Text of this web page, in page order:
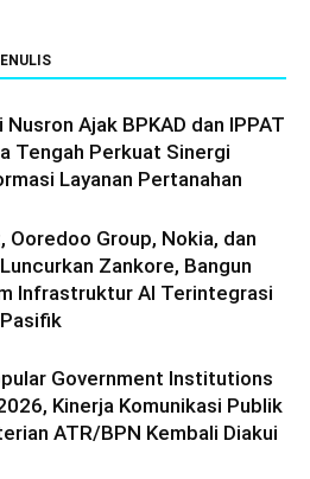
Ajak BPKAD dan IPPAT
Tengah Perkuat Sinergi
Layanan Pertanahan
Ooredoo Group, Nokia, dan
Zankore, Bangun
Infrastruktur AI Terintegrasi
Government Institutions
Kinerja Komunikasi Publik
ATR/BPN Kembali Diakui